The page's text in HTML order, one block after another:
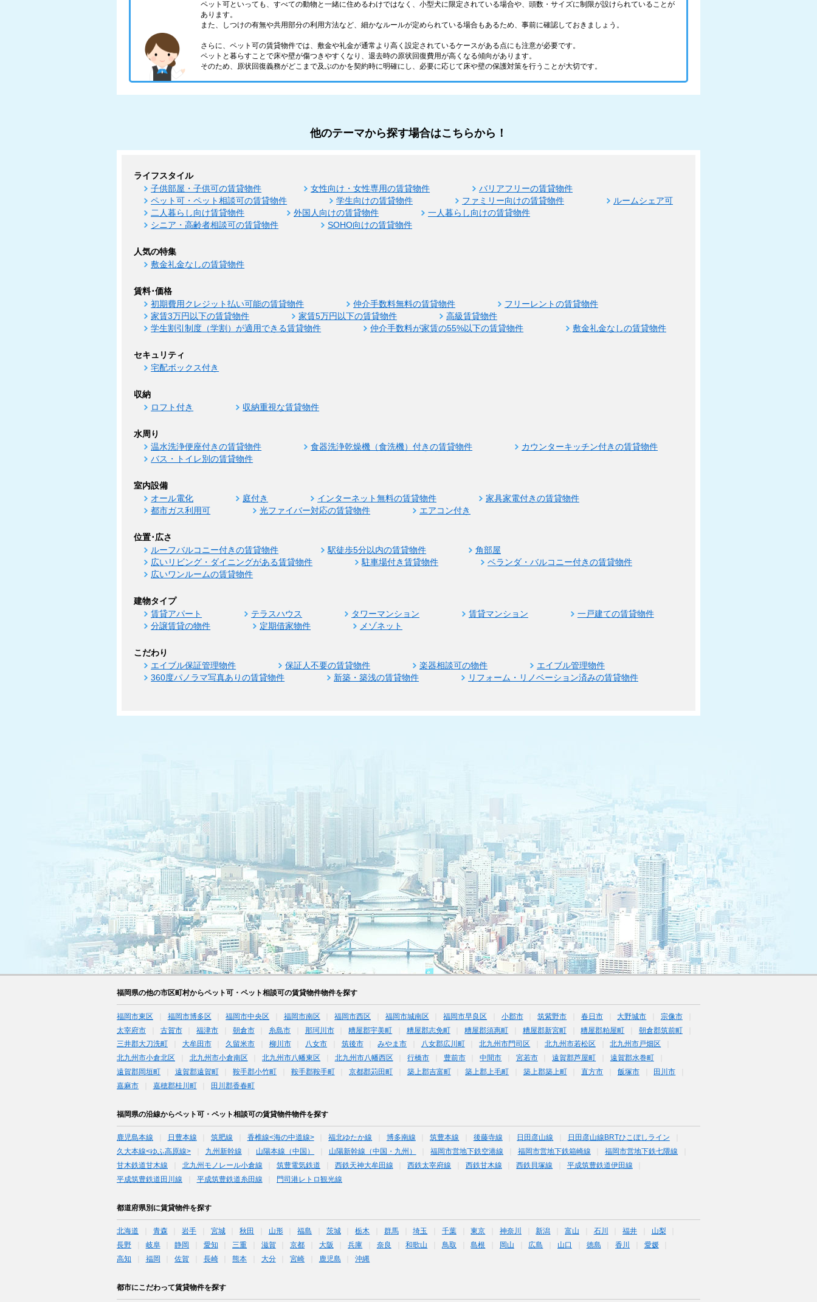
ペット可といっても、すべての動物と一緒に住めるわけではなく、小型犬に限定されている場合や、頭数・サイズに制限が設けられていることが
あります。
また、しつけの有無や共用部分の利用方法など、細かなルールが定められている場合もあるため、事前に確認しておきましょう。
さらに、ペット可の賃貸物件では、敷金や礼金が通常より高く設定されているケースがある点にも注意が必要です。
ペットと暮らすことで床や壁が傷つきやすくなり、退去時の原状回復費用が高くなる傾向があります。
そのため、原状回復義務がどこまで及ぶのかを契約時に明確にし、必要に応じて床や壁の保護対策を行うことが大切です。
他のテーマから探す場合はこちらから！
ライフスタイル
子供部屋・子供可の賃貸物件 女性向け・女性専用の賃貸物件
バリアフリーの賃貸物件
ペット可・ペット相談可の賃貸物件
学生向けの賃貸物件 ファミリー向けの賃貸物件
ルームシェア可
二人暮らし向け賃貸物件
外国人向けの賃貸物件
一人暮らし向けの賃貸物件
シニア・高齢者相談可の賃貸物件
SOHO向けの賃貸物件
人気の特集
敷金礼金なしの賃貸物件
賃料･価格
初期費用クレジット払い可能の賃貸物件 仲介手数料無料の賃貸物件
フリーレントの賃貸物件
家賃3万円以下の賃貸物件
家賃5万円以下の賃貸物件
高級賃貸物件
学生割引制度（学割）が適用できる賃貸物件
仲介手数料が家賃の55%以下の賃貸物件 敷金礼金なしの賃貸物件
セキュリティ
宅配ボックス付き
収納
ロフト付き 収納重視な賃貸物件
水周り
温水洗浄便座付きの賃貸物件 食器洗浄乾燥機（食洗機）付きの賃貸物件
カウンターキッチン付きの賃貸物件
バス・トイレ別の賃貸物件
室内設備
オール電化 庭付き インターネット無料の賃貸物件
家具家電付きの賃貸物件
都市ガス利用可
光ファイバー対応の賃貸物件 エアコン付き
位置･広さ
ルーフバルコニー付きの賃貸物件 駅徒歩5分以内の賃貸物件
角部屋
広いリビング・ダイニングがある賃貸物件
駐車場付き賃貸物件
ベランダ・バルコニー付きの賃貸物件
広いワンルームの賃貸物件
建物タイプ
賃貸アパート テラスハウス タワーマンション 賃貸マンション
一戸建ての賃貸物件
分譲賃貸の物件
定期借家物件 メゾネット
こだわり
エイブル保証管理物件 保証人不要の賃貸物件 楽器相談可の物件
エイブル管理物件
360度パノラマ写真ありの賃貸物件
新築・築浅の賃貸物件 リフォーム・リノベーション済みの賃貸物件
福岡県の他の市区町村からペット可・ペット相談可の賃貸物件物件を探す
福岡市東区 福岡市博多区 福岡市中央区 福岡市南区 福岡市西区 福岡市城南区 福岡市早良区 小郡市 筑紫野市 春日市 大野城市
宗像市
太宰府市
古賀市 福津市 朝倉市 糸島市 那珂川市 糟屋郡宇美町 糟屋郡志免町 糟屋郡須惠町 糟屋郡新宮町 糟屋郡粕屋町
朝倉郡筑前町
三井郡大刀洗町
大牟田市 久留米市 柳川市 八女市 筑後市 みやま市 八女郡広川町 北九州市門司区 北九州市若松区
北九州市戸畑区
北九州市小倉北区
北九州市小倉南区 北九州市八幡東区 北九州市八幡西区 行橋市 豊前市 中間市 宮若市 遠賀郡芦屋町
遠賀郡水巻町
遠賀郡岡垣町
遠賀郡遠賀町 鞍手郡小竹町 鞍手郡鞍手町 京都郡苅田町 築上郡吉富町 築上郡上毛町 築上郡築上町 直方市 飯塚市
田川市
嘉麻市
嘉穂郡桂川町 田川郡香春町
福岡県の沿線からペット可・ペット相談可の賃貸物件物件を探す
鹿児島本線 日豊本線 筑肥線 香椎線<海の中道線> 福北ゆたか線 博多南線 筑豊本線 後藤寺線 日田彦山線
日田彦山線BRTひこぼしライン
久大本線<ゆふ高原線>
九州新幹線 山陽本線（中国） 山陽新幹線（中国・九州） 福岡市営地下鉄空港線 福岡市営地下鉄箱崎線
福岡市営地下鉄七隈線
甘木鉄道甘木線
北九州モノレール小倉線 筑豊電気鉄道 西鉄天神大牟田線 西鉄太宰府線 西鉄甘木線 西鉄貝塚線
平成筑豊鉄道伊田線
平成筑豊鉄道田川線
平成筑豊鉄道糸田線 門司港レトロ観光線
都道府県別に賃貸物件を探す
北海道 青森 岩手 宮城 秋田 山形 福島 茨城 栃木 群馬 埼玉 千葉 東京 神奈川 新潟 富山 石川 福井
山梨
長野
岐阜 静岡 愛知 三重 滋賀 京都 大阪 兵庫 奈良 和歌山 鳥取 島根 岡山 広島 山口 徳島 香川
愛媛
高知
福岡 佐賀 長崎 熊本 大分 宮崎 鹿児島 沖縄
都市にこだわって賃貸物件を探す